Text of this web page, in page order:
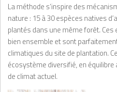
La méthode s’inspire des
nature : 15 à 30 espèces natives
plantés dans une même forêt.
bien ensemble et sont
climatiques du site de plantation.
écosystème diversifié, en
de climat actuel.